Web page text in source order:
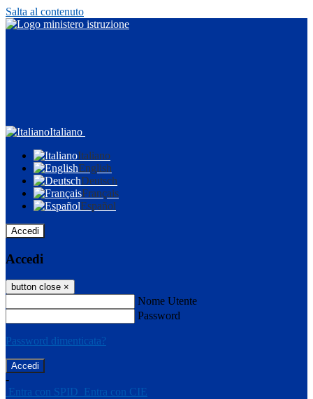
Salta al contenuto
Italiano
Italiano
English
Deutsch
Français
Español
Accedi
Accedi
button close ×
Nome Utente
Password
Password dimenticata?
-
Entra con SPID Entra con CIE